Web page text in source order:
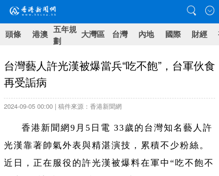
頭條 港澳 五年規
劃
大灣區 台灣 內地 國際 財經
台灣藝人許光漢被爆當兵“吃不飽”，台軍伙食
再受詬病
2024-09-05 00:00 | 稿件來源：香港新聞網
香港新聞網9月5日電 33歲的台灣知名藝人許
光漢靠著帥氣外表與精湛演技，累積不少粉絲。
近日，正在服役的許光漢被爆料在軍中“吃不飽不